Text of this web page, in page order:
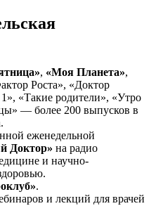
, «Моя Планета»,
Роста», «Доктор
«Такие родители», «Утро
— более 200 выпусков в
еженедельной
Доктор» на радио
и научно-
.
и лекций для врачей